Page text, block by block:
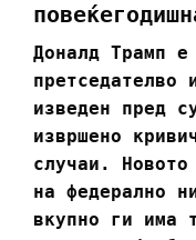
Доналд Трамп е
претседателво
изведен пред
извршено
случаи.
на федерално
вкупно ги има